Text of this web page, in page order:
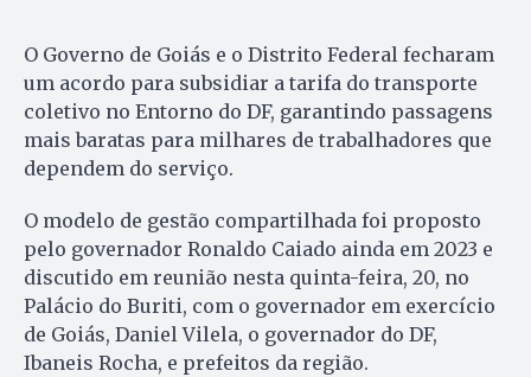
O Governo de Goiás e o Distrito Federal fecharam
um acordo para subsidiar a tarifa do transporte
coletivo no Entorno do DF, garantindo passagens
mais baratas para milhares de trabalhadores que
dependem do serviço.
O modelo de gestão compartilhada foi proposto
pelo governador Ronaldo Caiado ainda em 2023 e
discutido em reunião nesta quinta-feira, 20, no
Palácio do Buriti, com o governador em exercício
de Goiás, Daniel Vilela, o governador do DF,
Ibaneis Rocha, e prefeitos da região.